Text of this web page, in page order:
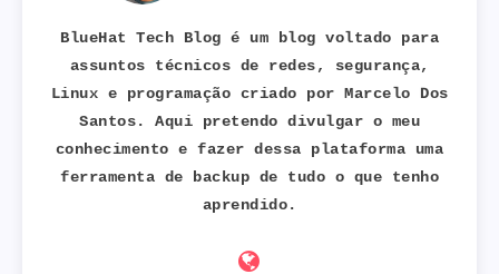
BlueHat Tech Blog é um blog voltado para
assuntos técnicos de redes, segurança,
Linux e programação criado por Marcelo Dos
Santos. Aqui pretendo divulgar o meu
conhecimento e fazer dessa plataforma uma
ferramenta de backup de tudo o que tenho
aprendido.